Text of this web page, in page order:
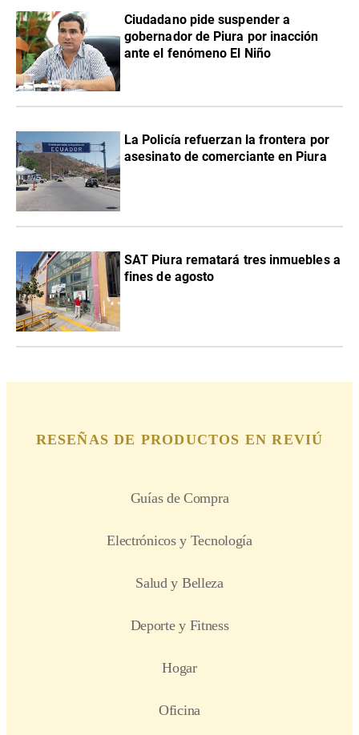
Ciudadano pide suspender a
gobernador de Piura por inacción
ante el fenómeno El Niño
La Policía refuerzan la frontera por
asesinato de comerciante en Piura
SAT Piura rematará tres inmuebles a
fines de agosto